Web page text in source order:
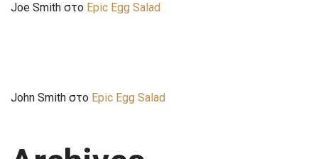
Joe Smith στο Epic Egg Salad
John Smith στο Epic Egg Salad